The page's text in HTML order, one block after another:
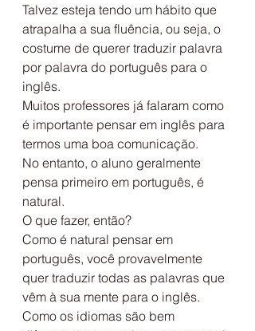
Talvez esteja tendo um hábito que
atrapalha a sua fluência, ou seja, o
costume de querer traduzir palavra
por palavra do português para o
inglês.
Muitos professores já falaram como
é importante pensar em inglês para
termos uma boa comunicação.
No entanto, o aluno geralmente
pensa primeiro em português, é
natural.
O que fazer, então?
Como é natural pensar em
português, você provavelmente
quer traduzir todas as palavras que
vêm à sua mente para o inglês.
Como os idiomas são bem